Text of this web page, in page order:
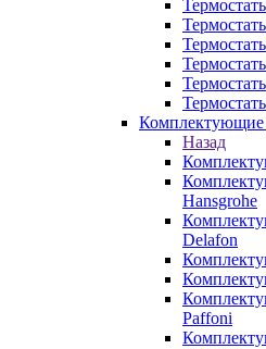
Комплектующие
Назад
Hansgrohe
Delafon
Paffoni